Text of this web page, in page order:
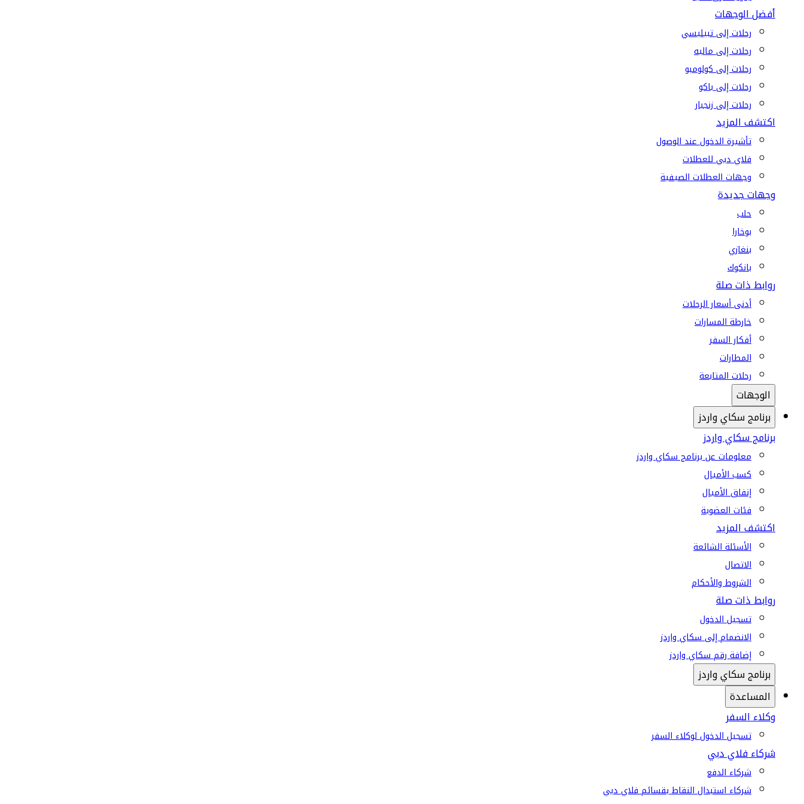
أفضل الوجهات
رحلات إلى تبيليسي
رحلات إلى ماليه
رحلات إلى كولومبو
رحلات إلى باكو
رحلات إلى زنجبار
اكتشف المزيد
تأشيرة الدخول عند الوصول
فلاي دبي للعطلات
وجهات العطلات الصيفية
وجهات جديدة
حلب
بوخارا
بنغازي
بانكوك
روابط ذات صلة
أدنى أسعار الرحلات
خارطة المسارات
أفكار السفر
المطارات
رحلات المتابعة
الوجهات
برنامج سكاي واردز
برنامج سكاي واردز
معلومات عن برنامج سكاي واردز
كسب الأميال
إنفاق الأميال
فئات العضوية
اكتشف المزيد
الأسئلة الشائعة
الاتصال
الشروط والأحكام
روابط ذات صلة
تسجيل الدخول
الانضمام إلى سكاي واردز
إضافة رقم سكاي واردز
برنامج سكاي واردز
المساعدة
وكلاء السفر
تسجيل الدخول لوكلاء السفر
شركاء فلاي دبي
شركاء الدفع
شركاء استبدال النقاط بقسائم فلاي دبي